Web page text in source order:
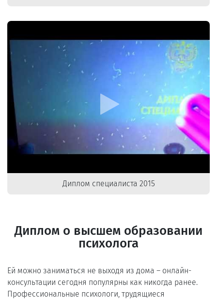
Диплом специалиста 2015
Диплом о высшем образовании
психолога
Ей можно заниматься не выходя из дома ― онлайн-
консультации сегодня популярны как никогда ранее.
Профессиональные психологи, трудящиеся